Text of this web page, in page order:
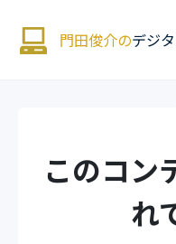
門田俊介のデジ
このコン
れ